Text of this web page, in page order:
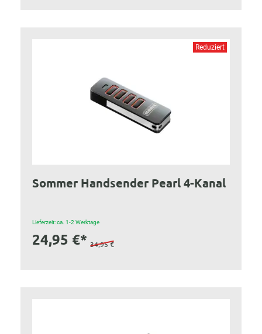
Reduziert
Sommer Handsender Pearl 4-Kanal
Lieferzeit: ca. 1-2 Werktage
24,95 €* 34,95 €